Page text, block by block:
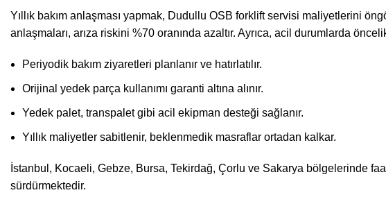
Yıllık bakım anlaşması yapmak, Dudullu OSB forklift servisi maliyetlerini
anlaşmaları, arıza riskini %70 oranında azaltır. Ayrıca, acil durumlarda
Periyodik bakım ziyaretleri planlanır ve hatırlatılır.
Orijinal yedek parça kullanımı garanti altına alınır.
Yedek palet, transpalet gibi acil ekipman desteği sağlanır.
Yıllık maliyetler sabitlenir, beklenmedik masraflar ortadan kalkar.
İstanbul, Kocaeli, Gebze, Bursa, Tekirdağ, Çorlu ve Sakarya bölgelerinde
sürdürmektedir.